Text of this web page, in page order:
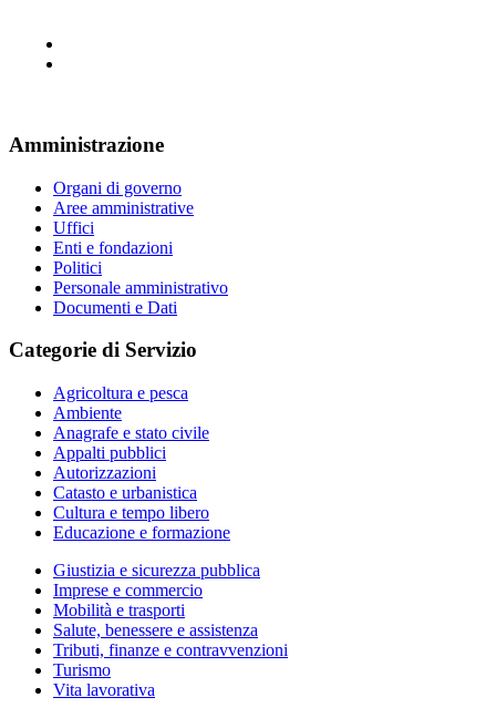
Amministrazione
Organi di governo
Aree amministrative
Uffici
Enti e fondazioni
Politici
Personale amministrativo
Documenti e Dati
Categorie di Servizio
Agricoltura e pesca
Ambiente
Anagrafe e stato civile
Appalti pubblici
Autorizzazioni
Catasto e urbanistica
Cultura e tempo libero
Educazione e formazione
Giustizia e sicurezza pubblica
Imprese e commercio
Mobilità e trasporti
Salute, benessere e assistenza
Tributi, finanze e contravvenzioni
Turismo
Vita lavorativa